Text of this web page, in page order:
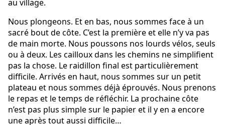
au village.
Nous plongeons. Et en bas, nous sommes face à un
sacré bout de côte. C’est la première et elle n’y va pas
de main morte. Nous poussons nos lourds vélos, seuls
ou à deux. Les cailloux dans les chemins ne simplifient
pas la chose. Le raidillon final est particulièrement
difficile. Arrivés en haut, nous sommes sur un petit
plateau et nous sommes déjà éprouvés. Nous prenons
le repas et le temps de réfléchir. La prochaine côte
n’est pas plus simple sur le papier et il y en a encore
une après tout aussi difficile…